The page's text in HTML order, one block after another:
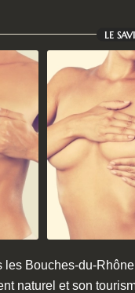
LE
les Bouches-du-
naturel et son